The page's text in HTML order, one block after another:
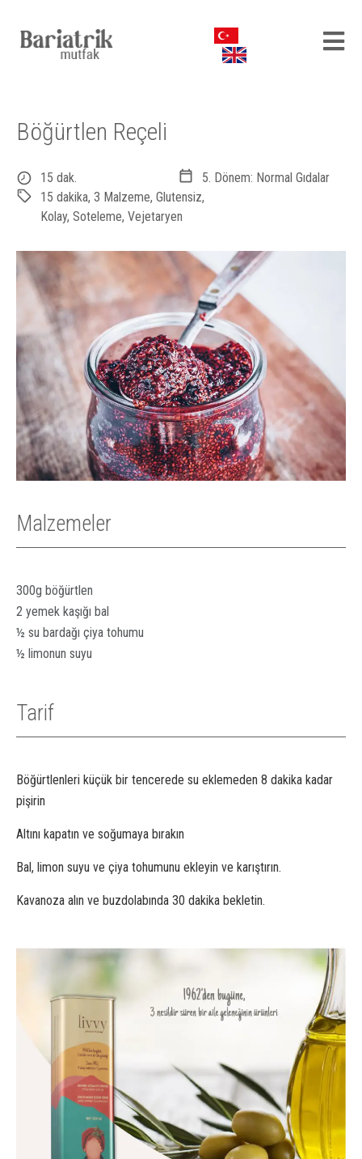
Böğürtlen Reçeli⁠
15 dak.
5. Dönem: Normal Gıdalar
15 dakika, 3 Malzeme, Glutensiz,
Kolay, Soteleme, Vejetaryen
Malzemeler
300g böğürtlen⁠
2 yemek kaşığı bal⁠
½ su bardağı çiya tohumu⁠
½ limonun suyu
Tarif
Böğürtlenleri küçük bir tencerede su eklemeden 8 dakika kadar
pişirin⁠
Altını kapatın ve soğumaya bırakın⁠
Bal, limon suyu ve çiya tohumunu ekleyin ve karıştırın.⁠
Kavanoza alın ve buzdolabında 30 dakika bekletin.